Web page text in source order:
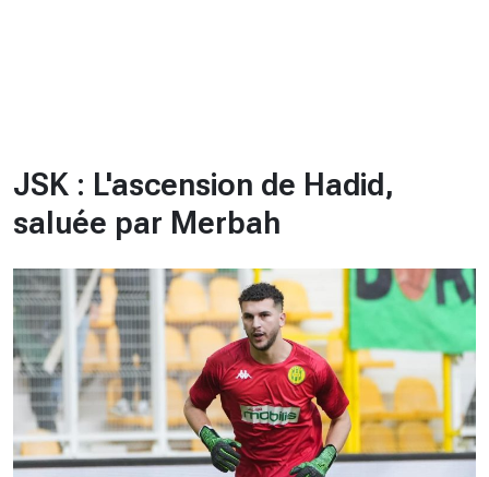
JSK : L'ascension de Hadid,
saluée par Merbah